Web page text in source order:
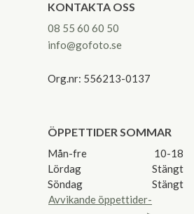
KONTAKTA OSS
08 55 60 60 50
info@gofoto.se
Org.nr: 556213-0137
ÖPPETTIDER SOMMAR
Mån-fre
10-18
Lördag
Stängt
Söndag
Stängt
Avvikande öppettider-